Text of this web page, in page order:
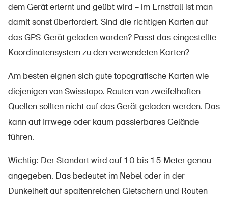
dem Geräterlernt und geübt wird – im Ernstfall ist man
damit sonst überfordert. Sind die richtigen Karten auf
das GPS-Gerät geladen worden? Passt das eingestellte
Koordinatensystem zu den verwendeten Karten?
Am besteneignen sichgute topografische Karten wie
diejenigen von Swisstopo. Routen von zweifelhaften
Quellensollten nicht auf das Gerät geladen werden. Das
kannauf Irrwege oder kaum passierbares Gelände
führen.
Wichtig: Der Standort wird auf 10 bis 15 Meter genau
angegeben. Das bedeutet im Nebel oder in der
Dunkelheit aufspaltenreichenGletschern und Routen